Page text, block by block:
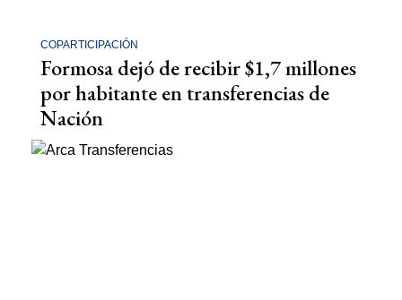
COPARTICIPACIÓN
Formosa dejó de recibir $1,7 millones
por habitante en transferencias de
Nación